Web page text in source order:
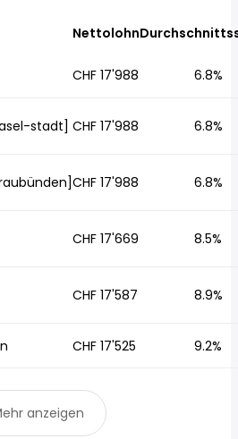
Nettolohn
CHF 17'988 6.8%
stadt] CHF 17'988 6.8%
CHF 17'988 6.8%
CHF 17'669 8.5%
CHF 17'587 8.9%
CHF 17'525 9.2%
anzeigen